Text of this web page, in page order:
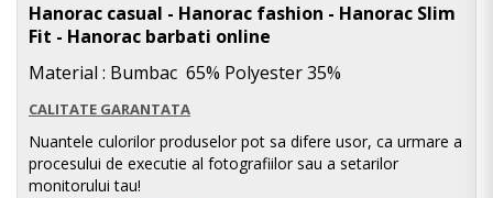
Hanorac casual - Hanorac fashion - Hanorac Slim
Fit - Hanorac barbati online
Material : Bumbac 65% Polyester 35%
CALITATE GARANTATA
Nuantele culorilor produselor pot sa difere usor, ca urmare a
procesului de executie al fotografiilor sau a setarilor
monitorului tau!